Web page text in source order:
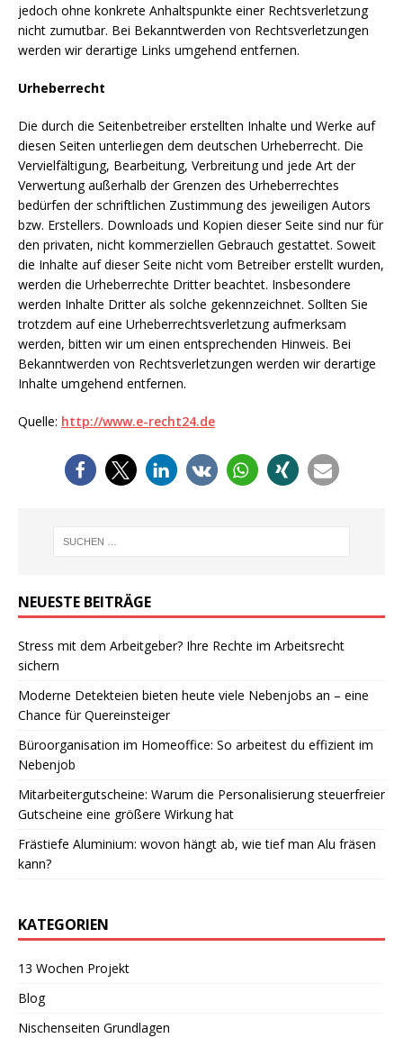
jedoch ohne konkrete Anhaltspunkte einer Rechtsverletzung
nicht zumutbar. Bei Bekanntwerden von Rechtsverletzungen
werden wir derartige Links umgehend entfernen.
Urheberrecht
Die durch die Seitenbetreiber erstellten Inhalte und Werke auf
diesen Seiten unterliegen dem deutschen Urheberrecht. Die
Vervielfältigung, Bearbeitung, Verbreitung und jede Art der
Verwertung außerhalb der Grenzen des Urheberrechtes
bedürfen der schriftlichen Zustimmung des jeweiligen Autors
bzw. Erstellers. Downloads und Kopien dieser Seite sind nur für
den privaten, nicht kommerziellen Gebrauch gestattet. Soweit
die Inhalte auf dieser Seite nicht vom Betreiber erstellt wurden,
werden die Urheberrechte Dritter beachtet. Insbesondere
werden Inhalte Dritter als solche gekennzeichnet. Sollten Sie
trotzdem auf eine Urheberrechtsverletzung aufmerksam
werden, bitten wir um einen entsprechenden Hinweis. Bei
Bekanntwerden von Rechtsverletzungen werden wir derartige
Inhalte umgehend entfernen.
Quelle: http://www.e-recht24.de
NEUESTE BEITRÄGE
Stress mit dem Arbeitgeber? Ihre Rechte im Arbeitsrecht
sichern
Moderne Detekteien bieten heute viele Nebenjobs an – eine
Chance für Quereinsteiger
Büroorganisation im Homeoffice: So arbeitest du effizient im
Nebenjob
Mitarbeitergutscheine: Warum die Personalisierung steuerfreier
Gutscheine eine größere Wirkung hat
Frästiefe Aluminium: wovon hängt ab, wie tief man Alu fräsen
kann?
KATEGORIEN
13 Wochen Projekt
Blog
Nischenseiten Grundlagen